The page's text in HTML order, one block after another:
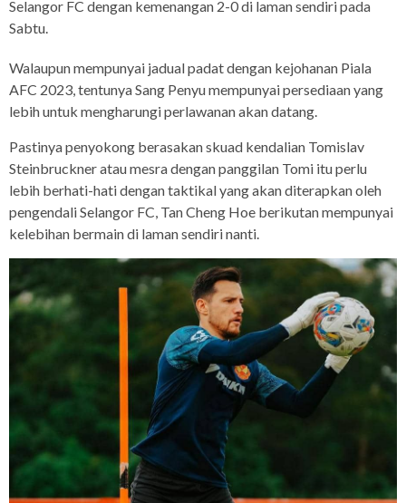
Selangor FC dengan kemenangan 2-0 di laman sendiri pada
Sabtu.
Walaupun mempunyai jadual padat dengan kejohanan Piala
AFC 2023, tentunya Sang Penyu mempunyai persediaan yang
lebih untuk mengharungi perlawanan akan datang.
Pastinya penyokong berasakan skuad kendalian Tomislav
Steinbruckner atau mesra dengan panggilan Tomi itu perlu
lebih berhati-hati dengan taktikal yang akan diterapkan oleh
pengendali Selangor FC, Tan Cheng Hoe berikutan mempunyai
kelebihan bermain di laman sendiri nanti.